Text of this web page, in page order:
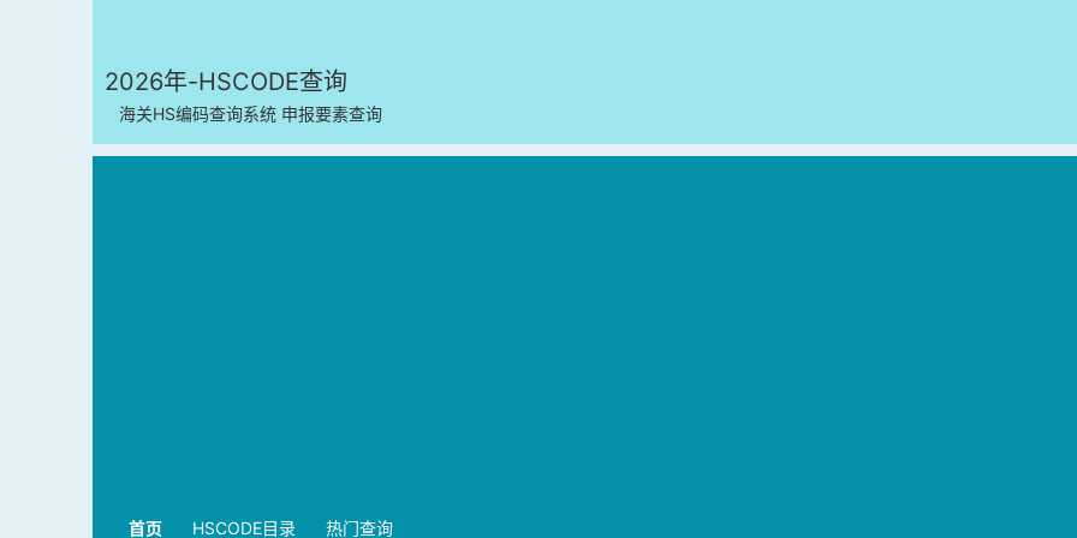
2026年-HSCODE查询
海关HS编码查询系统 申报要素查询
首页 HSCODE目录 热门查询